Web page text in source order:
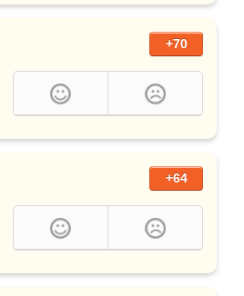
+70
+64